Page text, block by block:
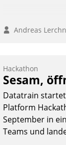
Andreas
Hackathon
Sesam,
Datatrain
Platform
September in
Teams und